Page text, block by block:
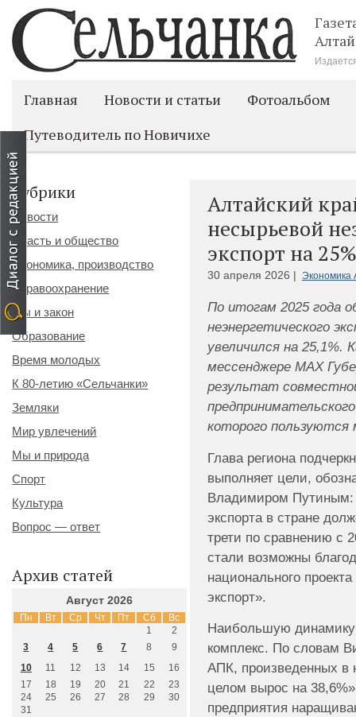
Главная Новости и статьи
Фотоальбом
Путеводитель по Новичихе
Алтайский
несырьевой
экспорт на 25%
30 апреля 2026 | Экономика
По итогам 2025 года
неэнергетического
увеличился на
мессенджере МАХ
результат
которого пользуются
Глава региона
выполняет цели,
Владимиром Путиным:
экспорта в стране
трети по сравнению с
стали возможны
национального
экспорт».
Наибольшую
комплекс. По словам
АПК, произведенных в
целом вырос на
предприятия
Рубрики
Новости
Власть и общество
Экономика, производство
Здравоохранение
Мы и закон
Образование
Время молодых
К 80-летию «Сельчанки»
Земляки
Мир увлечений
Мы и природа
Спорт
Культура
Вопрос — ответ
Архив статей
Август 2026
Пн Вт Ср Чт Пт Сб Вс
1
2
3
4 5 6 7 8
9
10
11 12 13 14 15
16
17
18 19 20 21 22
23
24
25 26 27 28 29
30
31